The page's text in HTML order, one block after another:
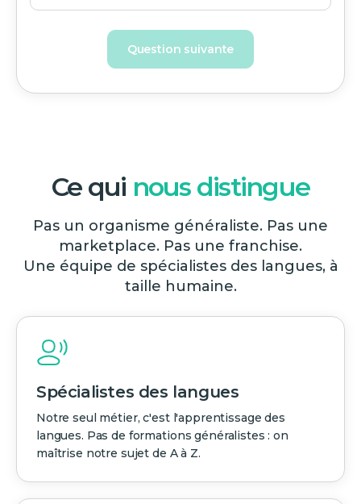
Question suivante
Ce qui nous distingue
Pas un organisme généraliste. Pas une
marketplace. Pas une franchise.
Une équipe de spécialistes des langues, à
taille humaine.
Spécialistes des langues
Notre seul métier, c'est l'apprentissage des
langues. Pas de formations généralistes : on
maîtrise notre sujet de A à Z.